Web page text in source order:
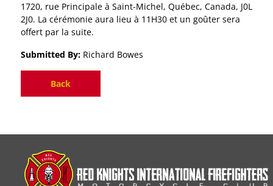
1720, rue Principale à Saint-Michel, Québec, Canada, J0L
2J0. La cérémonie aura lieu à 11H30 et un goûter sera
offert par la suite.
Submitted By: Richard Bowes
Back